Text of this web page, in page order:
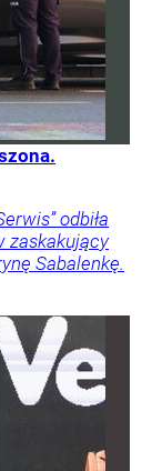
odbiła
zaskakujący
Sabalenkę.